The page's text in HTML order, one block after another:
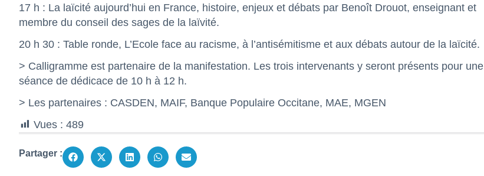
17 h : La laïcité aujourd’hui en France, histoire, enjeux et débats par Benoît Drouot, enseignant et
membre du conseil des sages de la laïvité.
20 h 30 : Table ronde, L’Ecole face au racisme, à l’antisémitisme et aux débats autour de la laïcité.
> Calligramme est partenaire de la manifestation. Les trois intervenants y seront présents pour une
séance de dédicace de 10 h à 12 h.
> Les partenaires : CASDEN, MAIF, Banque Populaire Occitane, MAE, MGEN
Vues : 489
Partager :